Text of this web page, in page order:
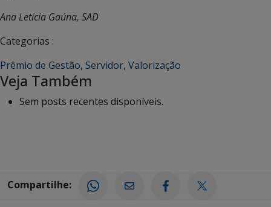
Ana Letícia Gaúna, SAD
Categorias :
Prêmio de Gestão, Servidor, Valorização
Veja Também
Sem posts recentes disponíveis.
Compartilhe: